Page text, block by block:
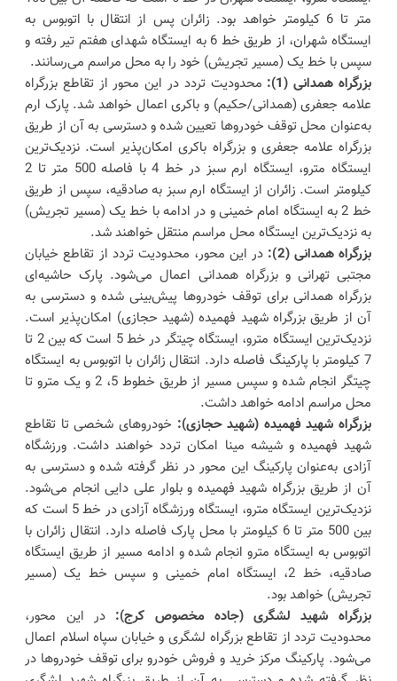
متر تا 6 کیلومتر خواهد بود. زائران پس از انتقال با اتوبوس به
ایستگاه شهران، از طریق خط 6 به ایستگاه شهدای هفتم تیر رفته و
سپس با خط یک (مسیر تجریش) خود را به محل مراسم می‌رسانند.
بزرگراه همدانی (1):
محدودیت تردد در این محور از تقاطع بزرگراه
علامه جعفری (همدانی/حکیم) و باکری اعمال خواهد شد. پارک ارم
به‌عنوان محل توقف خودروها تعیین شده و دسترسی به آن از طریق
بزرگراه علامه جعفری و بزرگراه باکری امکان‌پذیر است. نزدیک‌ترین
ایستگاه مترو، ایستگاه ارم سبز در خط 4 با فاصله 500 متر تا 2
کیلومتر است. زائران از ایستگاه ارم سبز به صادقیه، سپس از طریق
خط 2 به ایستگاه امام خمینی و در ادامه با خط یک (مسیر تجریش)
به نزدیک‌ترین ایستگاه محل مراسم منتقل خواهند شد.
بزرگراه همدانی (2):
در این محور، محدودیت تردد از تقاطع خیابان
مجتبی تهرانی و بزرگراه همدانی اعمال می‌شود. پارک حاشیه‌ای
بزرگراه همدانی برای توقف خودروها پیش‌بینی شده و دسترسی به
آن از طریق بزرگراه شهید فهمیده (شهید حجازی) امکان‌پذیر است.
نزدیک‌ترین ایستگاه مترو، ایستگاه چیتگر در خط 5 است که بین 2 تا
7 کیلومتر با پارکینگ فاصله دارد. انتقال زائران با اتوبوس به ایستگاه
چیتگر انجام شده و سپس مسیر از طریق خطوط 5، 2 و یک مترو تا
محل مراسم ادامه خواهد داشت.
بزرگراه شهید فهمیده (شهید حجازی):خودروهای شخصی تا تقاطع
شهید فهمیده و شیشه مینا امکان تردد خواهند داشت. ورزشگاه
آزادی به‌عنوان پارکینگ این محور در نظر گرفته شده و دسترسی به
آن از طریق بزرگراه شهید فهمیده و بلوار علی دایی انجام می‌شود.
نزدیک‌ترین ایستگاه مترو، ایستگاه ورزشگاه آزادی در خط 5 است که
بین 500 متر تا 6 کیلومتر با محل پارک فاصله دارد. انتقال زائران با
اتوبوس به ایستگاه مترو انجام شده و ادامه مسیر از طریق ایستگاه
صادقیه، خط 2، ایستگاه امام خمینی و سپس خط یک (مسیر
تجریش) خواهد بود.
بزرگراه شهید لشگری (جاده مخصوص کرج): در این محور،
محدودیت تردد از تقاطع بزرگراه لشگری و خیابان سپاه اسلام اعمال
می‌شود. پارکینگ مرکز خرید و فروش خودرو برای توقف خودروها در